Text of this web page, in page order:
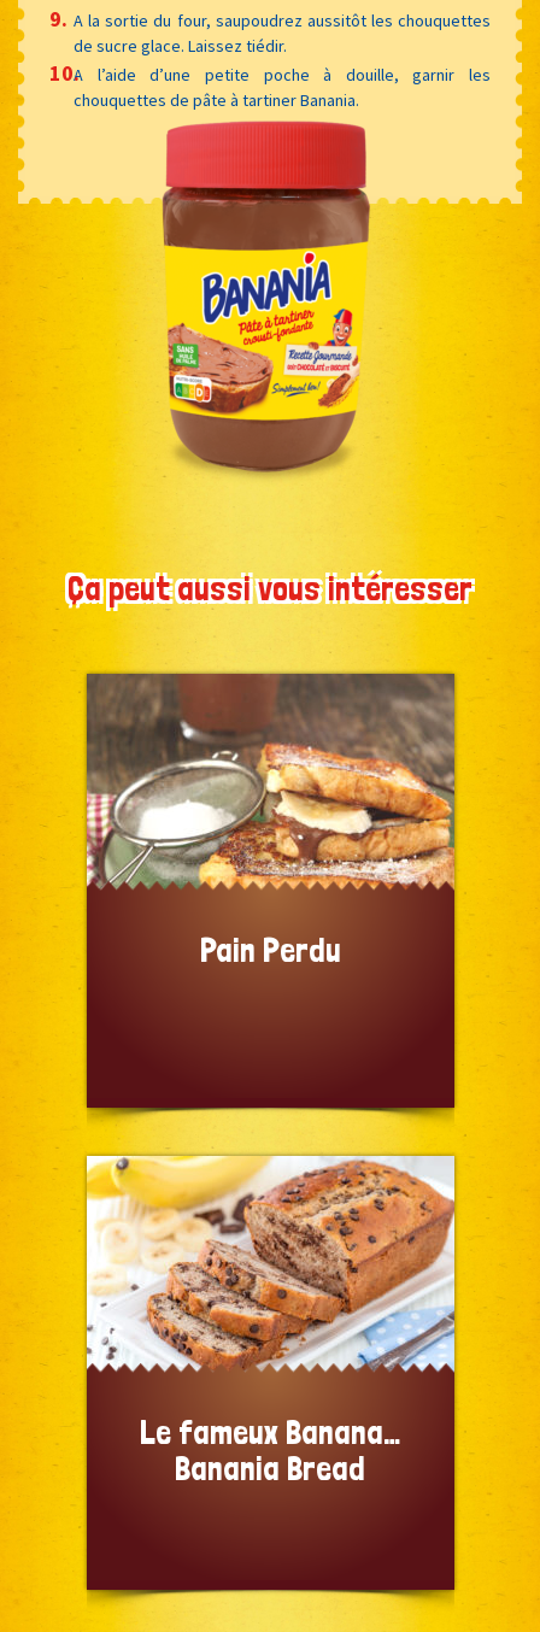
A la sortie du four, saupoudrez aussitôt les chouquettes
de sucre glace. Laissez tiédir.
A l’aide d’une petite poche à douille, garnir les
chouquettes de pâte à tartiner Banania.
Ça peut aussi vous intéresser
Pain Perdu
Le fameux Banana…
Banania Bread